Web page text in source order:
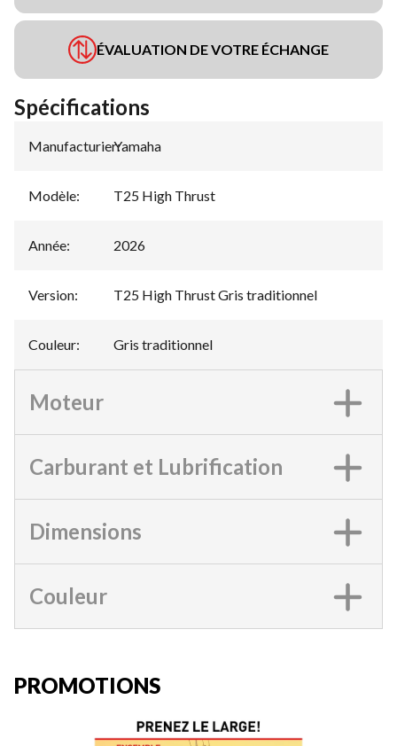
ÉVALUATION DE VOTRE ÉCHANGE
Spécifications
Manufacturier:
Yamaha
Modèle: T25 High Thrust
Année: 2026
Version: T25 High Thrust Gris traditionnel
Couleur: Gris traditionnel
Moteur
Carburant et Lubrification
Dimensions
Couleur
PROMOTIONS